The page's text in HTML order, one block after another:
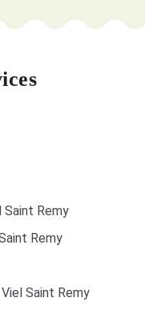
Remy
Remy
Saint Remy